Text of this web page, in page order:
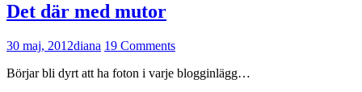
Det där med mutor
30 maj, 2012diana 19 Comments
Börjar bli dyrt att ha foton i varje blogginlägg…